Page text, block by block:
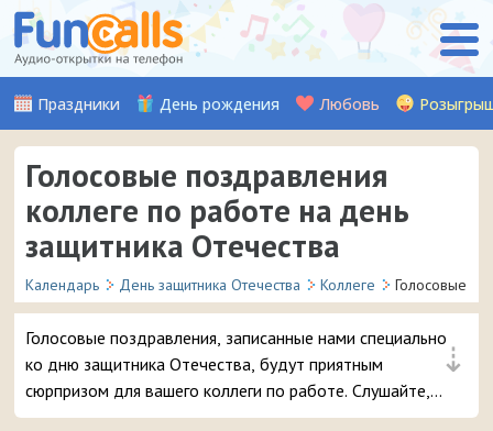
Праздники День рождения Любовь
Голосовые поздравления
коллеге по работе на день
защитника Отечества
Календарь День защитника Отечества Коллеге Голосовые
⇣
Голосовые поздравления, записанные нами специально
ко дню защитника Отечества, будут приятным
сюрпризом для вашего коллеги по работе. Слушайте,
выбирайте и отправляйте понравившуюся аудио-